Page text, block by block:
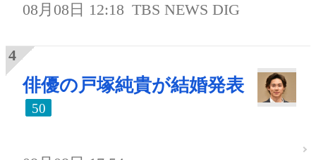
08月08日 12:18 TBS NEWS DIG
俳優の戸塚純貴が結婚発表
50